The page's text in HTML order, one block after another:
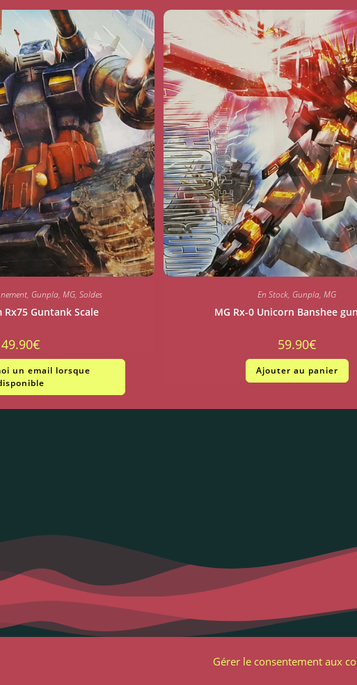
Gérer le consentement aux
, Gunpla, MG, Soldes
Rx75 Guntank Scale
49.90€
un email lorsque
En Stock, Gunpla,MG
MG Rx-0 Unicorn Banshee
59.90€
Ajouter au panier